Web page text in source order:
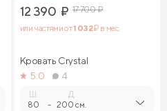
12 390 ₽ 17 700₽
или частями от1 032₽ в мес.
Кровать Crystal
5.0
4
80 -
Д.
200 см.